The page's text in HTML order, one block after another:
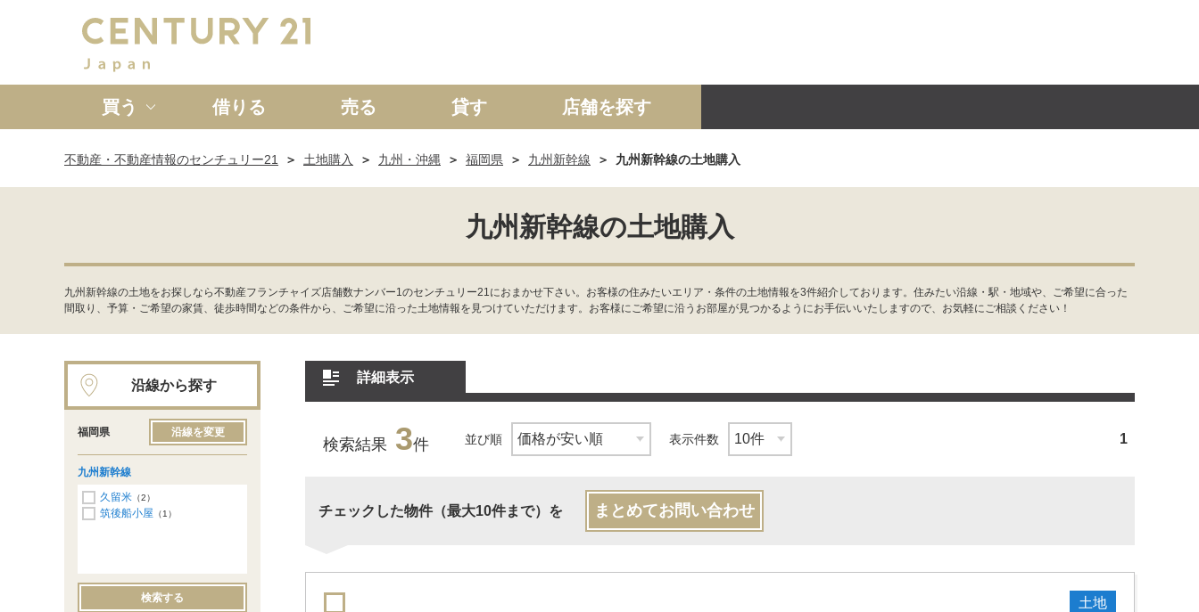
買う
新築一戸建て 中古一戸建て マンション 土地 事業投資用
借りる 売る 貸す 店舗を探す
不動産・不動産情報のセンチュリー21 土地購入 九州・沖縄 福岡県 九州新幹線 九州新幹線の土地購入
九州新幹線の土地購入
九州新幹線の土地をお探しなら不動産フランチャイズ店舗数ナンバー1のセンチュリー21におまかせ下さい。お客様の住みたいエリア・条件の土地情報を3件紹介しております。住みたい沿線・駅・地域や、ご希望に合った
間取り、予算・ご希望の家賃、徒歩時間などの条件から、ご希望に沿った土地情報を見つけていただけます。お客様にご希望に沿うお部屋が見つかるようにお手伝いいたしますので、お気軽にご相談ください！
詳細表示
検索結果 3件 並び順 表示件数 1
チェックした物件（最大10件まで）を まとめてお問い合わせ
土地
沿線から探す
福岡県 沿線を変更
九州新幹線
久留米 （2）
筑後船小屋 （1）
検索する